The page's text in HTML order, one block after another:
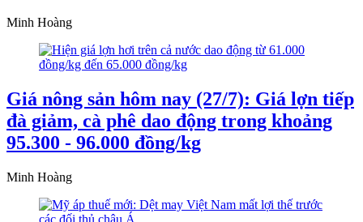
Minh Hoàng
Giá nông sản hôm nay (27/7): Giá lợn tiếp
đà giảm, cà phê dao động trong khoảng
95.300 - 96.000 đồng/kg
Minh Hoàng